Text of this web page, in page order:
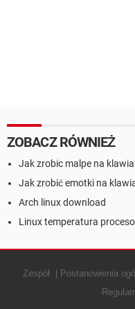
ZOBACZ RÓWNIEŻ
Jak zrobic malpe na
Jak zrobić emotki na
Arch linux download
Linux temperatura
Zespół Postanowienia